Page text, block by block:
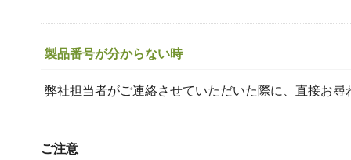
製品番号が分からない時
弊社担当者がご連絡させていただいた際に、直接お尋
ご注意